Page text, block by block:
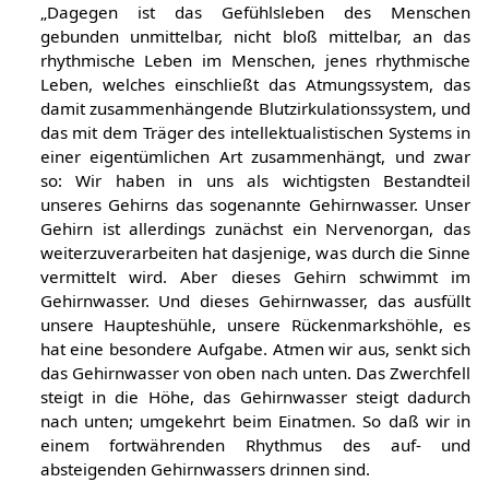
„Dagegen ist das Gefühlsleben des Menschen
gebunden unmittelbar, nicht bloß mittelbar, an das
rhythmische Leben im Menschen, jenes rhythmische
Leben, welches einschließt das Atmungssystem, das
damit zusammenhängende Blutzirkulationssystem, und
das mit dem Träger des intellektualistischen Systems in
einer eigentümlichen Art zusammenhängt, und zwar
so: Wir haben in uns als wichtigsten Bestandteil
unseres Gehirns das sogenannte Gehirnwasser. Unser
Gehirn ist allerdings zunächst ein Nervenorgan, das
weiterzuverarbeiten hat dasjenige, was durch die Sinne
vermittelt wird. Aber dieses Gehirn schwimmt im
Gehirnwasser. Und dieses Gehirnwasser, das ausfüllt
unsere Haupteshühle, unsere Rückenmarkshöhle, es
hat eine besondere Aufgabe. Atmen wir aus, senkt sich
das Gehirnwasser von oben nach unten. Das Zwerchfell
steigt in die Höhe, das Gehirnwasser steigt dadurch
nach unten; umgekehrt beim Einatmen. So daß wir in
einem fortwährenden Rhythmus des auf- und
absteigenden Gehirnwassers drinnen sind.